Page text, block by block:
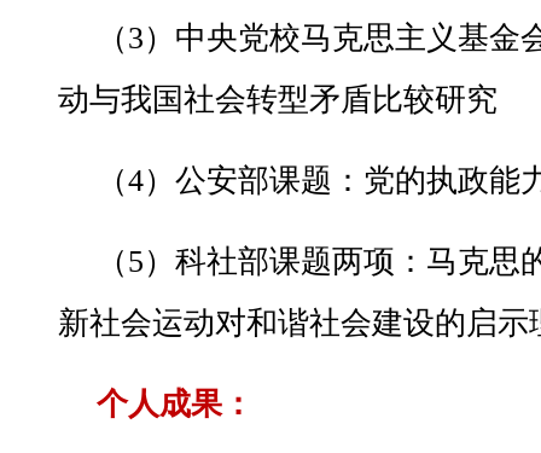
（3）中央党校马克思主义基
动与我国社会转型矛盾比较研究
（4）公安部课题：党的执政能
（5）科社部课题两项：马克
新社会运动对和谐社会建设的启示
个人成果：